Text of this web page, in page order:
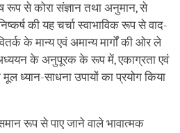
रूप से कोरा संज्ञान तथा अनुमान, से
की यह चर्चा स्वाभाविक रूप से वाद-
के मान्य एवं अमान्य मार्गों की ओर ले
के अनुपूरक के रूप में, एकाग्रता एवं
ध्यान-साधना उपायों का प्रयोग किया
रूप से पाए जाने वाले भावात्मक